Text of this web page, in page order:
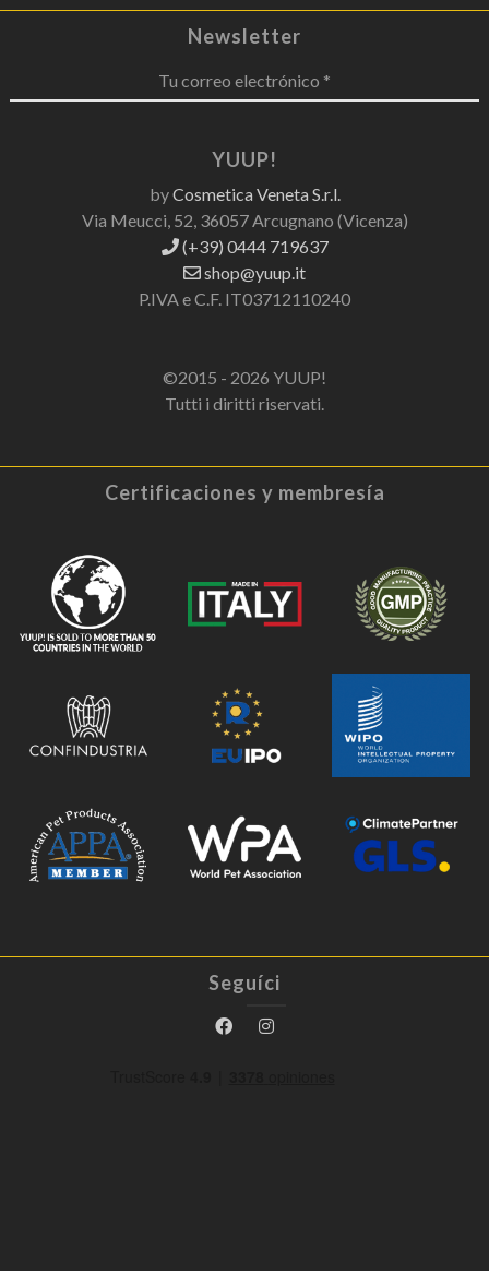
Newsletter
Tu correo electrónico *
YUUP!
byCosmetica Veneta S.r.l.
Via Meucci, 52, 36057 Arcugnano (Vicenza)
(+39) 0444 719637
shop@yuup.it
P.IVA e C.F. IT03712110240
©2015 - 2026 YUUP!
Tutti i diritti riservati.
Certificaciones y membresía
Seguíci